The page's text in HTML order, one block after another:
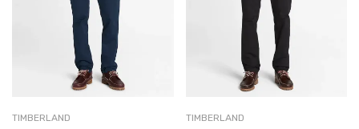
TIMBERLAND TIMBERLAND